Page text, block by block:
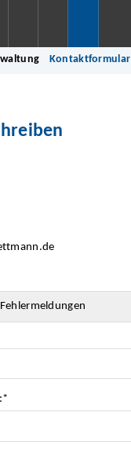
Kontaktformular
*